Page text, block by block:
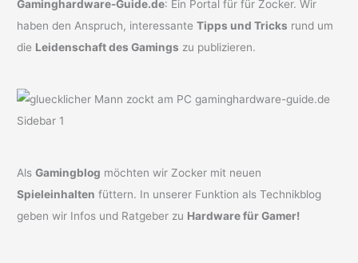
Gaminghardware-Guide.de: Ein Portal für für Zocker. Wir
haben den Anspruch, interessanteTipps und Tricks rund um
die Leidenschaft des Gamings zu publizieren.
AlsGamingblog möchten wir Zocker mit neuen
Spieleinhalten füttern. In unserer Funktion als Technikblog
geben wir Infos und Ratgeber zu Hardware für Gamer!